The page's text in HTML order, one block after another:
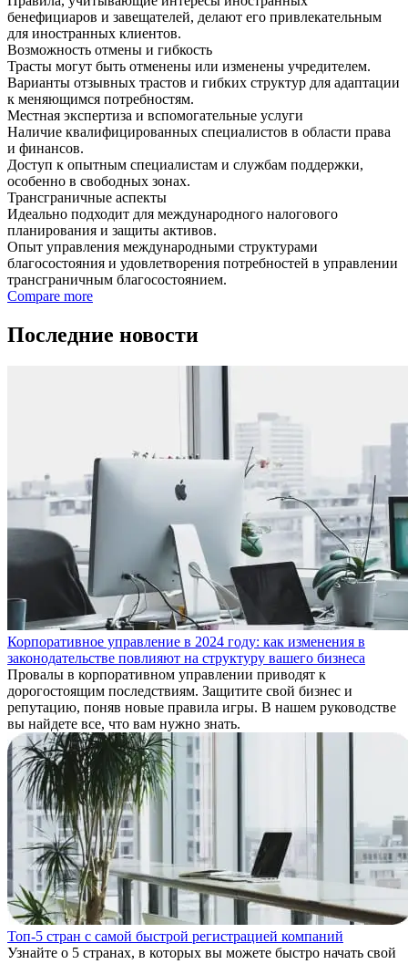
бенефициаров и завещателей, делают его привлекательным
для иностранных клиентов.
Возможность отмены и гибкость
Трасты могут быть отменены или изменены учредителем.
Варианты отзывных трастов и гибких структур для адаптации
к меняющимся потребностям.
Местная экспертиза и вспомогательные услуги
Наличие квалифицированных специалистов в области права
и финансов.
Доступ к опытным специалистам и службам поддержки,
особенно в свободных зонах.
Трансграничные аспекты
Идеально подходит для международного налогового
планирования и защиты активов.
Опыт управления международными структурами
благосостояния и удовлетворения потребностей в управлении
трансграничным благосостоянием.
Compare more
Последние новости
Корпоративное управление в 2024 году: как изменения в
законодательстве повлияют на структуру вашего бизнеса
Провалы в корпоративном управлении приводят к
дорогостоящим последствиям. Защитите свой бизнес и
репутацию, поняв новые правила игры. В нашем руководстве
вы найдете все, что вам нужно знать.
Топ-5 стран с самой быстрой регистрацией компаний
Узнайте о 5 странах, в которых вы можете быстро начать свой